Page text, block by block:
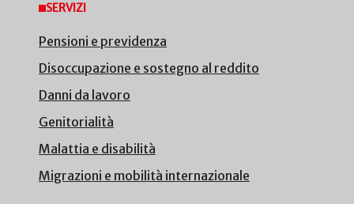
SERVIZI
Pensioni e previdenza
Disoccupazione e sostegno al reddito
Danni da lavoro
Genitorialità
Malattia e disabilità
Migrazioni e mobilità internazionale